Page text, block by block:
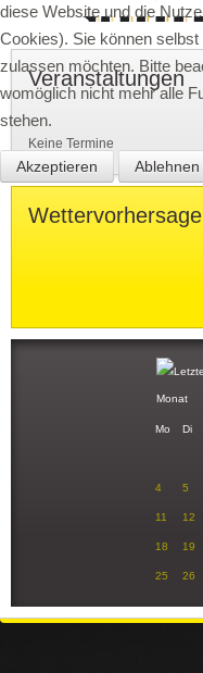
Veranstaltungen
Keine Termine
Wettervorhersage
Mo Di
4 5
11 12
18 19
25 26
diese Website und die
Cookies). Sie können
zulassen möchten. Bitte
womöglich nicht mehr alle
stehen.
Akzeptieren Ablehnen